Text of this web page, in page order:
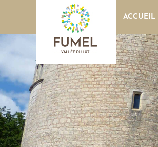
ACCUEIL